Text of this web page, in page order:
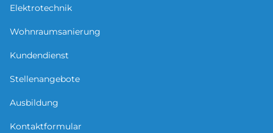
Elektrotechnik
Wohnraumsanierung
Kundendienst
Stellenangebote
Ausbildung
Kontaktformular